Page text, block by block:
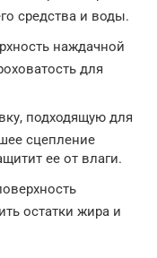
средства и воды.
наждачной
для
подходящую для
сцепление
ее от влаги.
остатки жира и